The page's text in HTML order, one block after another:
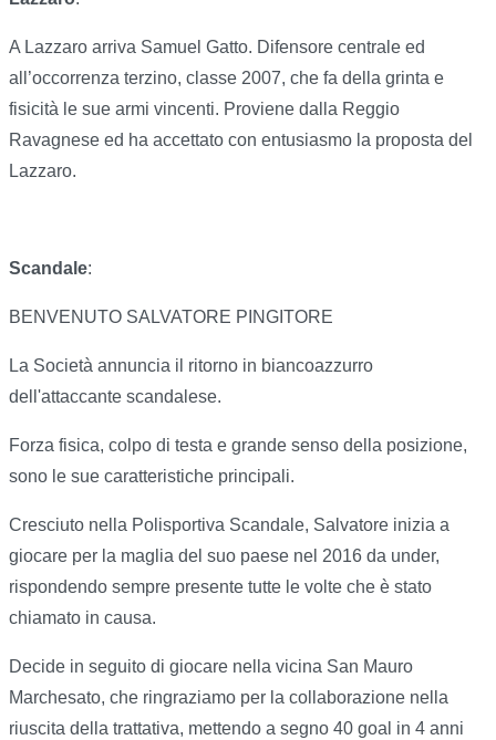
A Lazzaro arriva Samuel Gatto. Difensore centrale ed
all’occorrenza terzino, classe 2007, che fa della grinta e
fisicità le sue armi vincenti. Proviene dalla Reggio
Ravagnese ed ha accettato con entusiasmo la proposta del
Lazzaro.
Scandale:
BENVENUTO SALVATORE PINGITORE
La Società annuncia il ritorno in biancoazzurro
dell'attaccante scandalese.
Forza fisica, colpo di testa e grande senso della posizione,
sono le sue caratteristiche principali.
Cresciuto nella Polisportiva Scandale, Salvatore inizia a
giocare per la maglia del suo paese nel 2016 da under,
rispondendo sempre presente tutte le volte che è stato
chiamato in causa.
Decide in seguito di giocare nella vicina San Mauro
Marchesato, che ringraziamo per la collaborazione nella
riuscita della trattativa, mettendo a segno 40 goal in 4 anni